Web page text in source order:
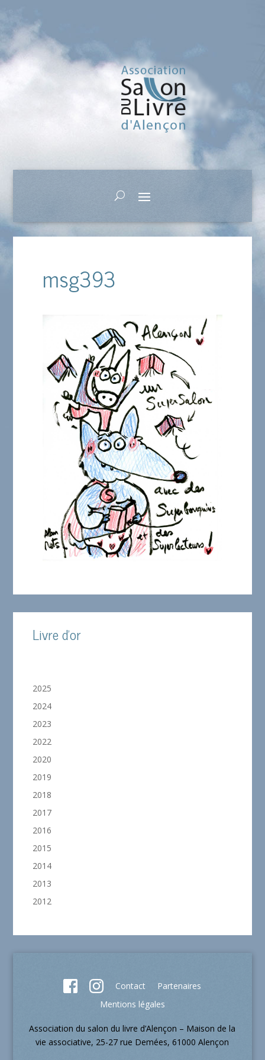
msg393
Livre d'or
2025
2024
2023
2022
2020
2019
2018
2017
2016
2015
2014
2013
2012
Contact
Partenaires
Mentions légales
Association du salon du livre d’Alençon – Maison de la
vie associative, 25-27 rue Demées, 61000 Alençon